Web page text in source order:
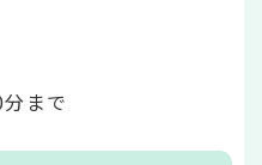
まで